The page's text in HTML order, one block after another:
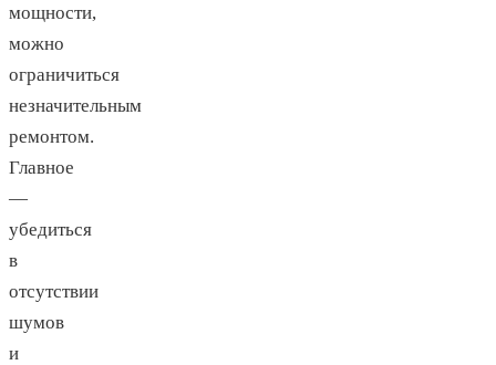
мощности,
можно
ограничиться
незначительным
ремонтом.
Главное
—
убедиться
в
отсутствии
шумов
и